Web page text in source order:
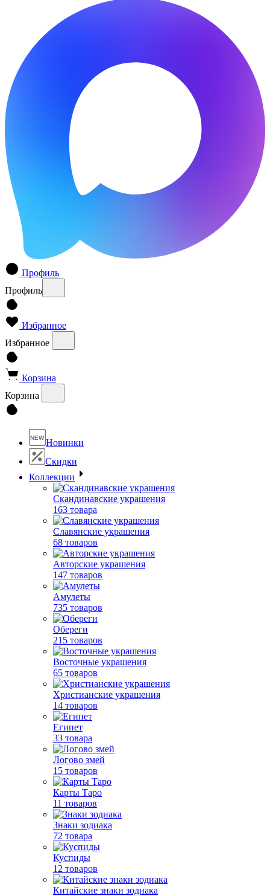
Профиль
Профиль
Избранное
Избранное
Корзина
Корзина
NEW Новинки
Скидки
Коллекции
Скандинавские украшения
163 товара
Славянские украшения
68 товаров
Авторские украшения
147 товаров
Амулеты
735 товаров
Обереги
215 товаров
Восточные украшения
65 товаров
Христианские украшения
14 товаров
Египет
33 товара
Логово змей
15 товаров
Карты Таро
11 товаров
Знаки зодиака
72 товара
Куспиды
12 товаров
Китайские знаки зодиака